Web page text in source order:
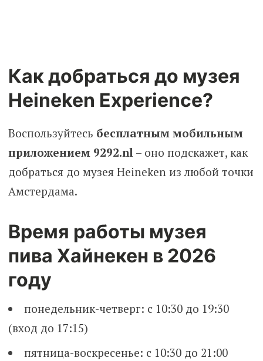
Как добраться до музея
Heineken Experience?
Воспользуйтесь бесплатным мобильным
приложением 9292.nl – оно подскажет, как
добраться до музея Heineken из любой точки
Амстердама.
Время работы музея
пива Хайнекен в 2026
году
понедельник-четверг: с 10:30 до 19:30
(вход до 17:15)
пятница-воскресенье: с 10:30 до 21:00